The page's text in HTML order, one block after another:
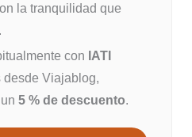
la tranquilidad que
con IATI
Viajablog,
5 % de descuento.